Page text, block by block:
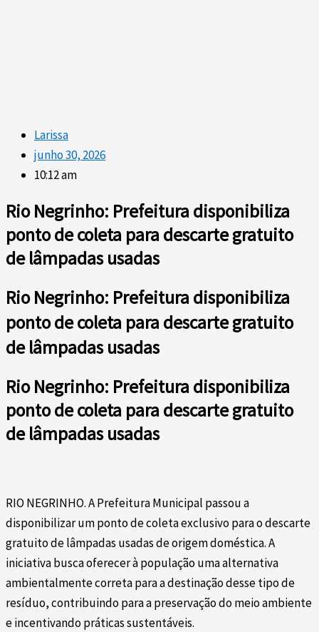
Larissa
junho 30, 2026
10:12 am
Rio Negrinho: Prefeitura disponibiliza
ponto de coleta para descarte gratuito
de lâmpadas usadas
Rio Negrinho: Prefeitura disponibiliza
ponto de coleta para descarte gratuito
de lâmpadas usadas
Rio Negrinho: Prefeitura disponibiliza
ponto de coleta para descarte gratuito
de lâmpadas usadas
RIO NEGRINHO. A Prefeitura Municipal passou a
disponibilizar um ponto de coleta exclusivo para o descarte
gratuito de lâmpadas usadas de origem doméstica. A
iniciativa busca oferecer à população uma alternativa
ambientalmente correta para a destinação desse tipo de
resíduo, contribuindo para a preservação do meio ambiente
e incentivando práticas sustentáveis.